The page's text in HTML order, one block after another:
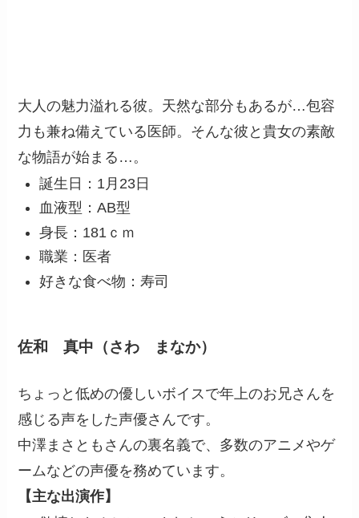
大人の魅力溢れる彼。天然な部分もあるが…包容
力も兼ね備えている医師。そんな彼と貴女の素敵
な物語が始まる…。
誕生日：1月23日
血液型：AB型
身長：181ｃｍ
職業：医者
好きな食べ物：寿司
佐和 真中（さわ まなか）
ちょっと低めの優しいボイスで年上のお兄さんを
感じる声をした声優さんです。
中澤まさともさんの裏名義で、多数のアニメやゲ
ームなどの声優を務めています。
【主な出演作】